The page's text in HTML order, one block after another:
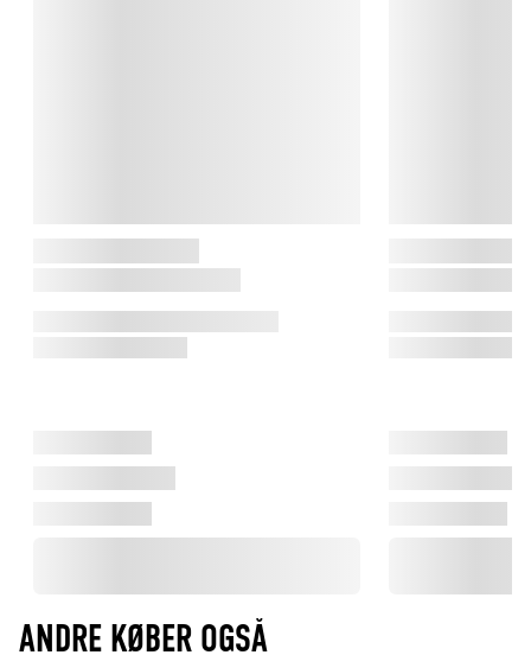
dem for allerførste gang.
ANDRE KØBER OGSÅ